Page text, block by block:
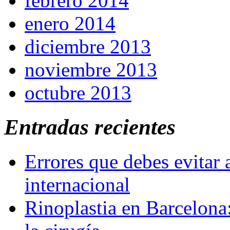
enero 2014
diciembre 2013
noviembre 2013
octubre 2013
Entradas recientes
Errores que debes
internacional
Rinoplastia en